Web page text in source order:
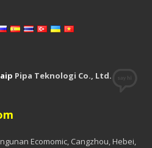
Pipa Teknologi Co., Ltd.
Ecomomic, Cangzhou, Hebei,